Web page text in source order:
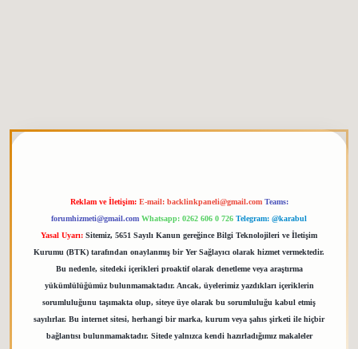
Reklam ve İletişim: E-mail: backlinkpaneli@gmail.com Teams:
forumhizmeti@gmail.com Whatsapp: 0262 606 0 726 Telegram: @karabul
Yasal Uyarı: Sitemiz, 5651 Sayılı Kanun gereğince Bilgi Teknolojileri ve İletişim
Kurumu (BTK) tarafından onaylanmış bir Yer Sağlayıcı olarak hizmet vermektedir.
Bu nedenle, sitedeki içerikleri proaktif olarak denetleme veya araştırma
yükümlülüğümüz bulunmamaktadır. Ancak, üyelerimiz yazdıkları içeriklerin
sorumluluğunu taşımakta olup, siteye üye olarak bu sorumluluğu kabul etmiş
sayılırlar. Bu internet sitesi, herhangi bir marka, kurum veya şahıs şirketi ile hiçbir
bağlantısı bulunmamaktadır. Sitede yalnızca kendi hazırladığımız makaleler